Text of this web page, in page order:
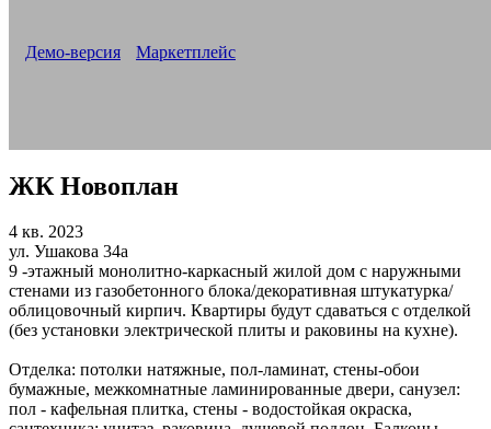
Демо-версия
Маркетплейс
ЖК Новоплан
4 кв. 2023
ул. Ушакова 34а
9 -этажный монолитно-каркасный жилой дом с наружными
стенами из газобетонного блока/декоративная штукатурка/
облицовочный кирпич. Квартиры будут сдаваться с отделкой
(без установки электрической плиты и раковины на кухне).
Отделка: потолки натяжные, пол-ламинат, стены-обои
бумажные, межкомнатные ламинированные двери, санузел:
пол - кафельная плитка, стены - водостойкая окраска,